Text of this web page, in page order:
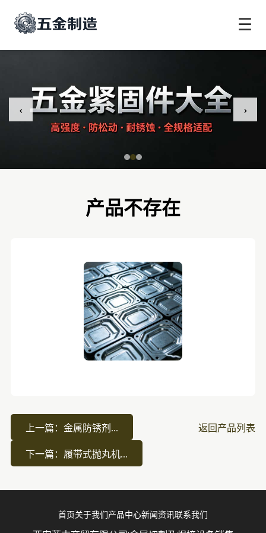
☰
‹ ›
产品不存在
上一篇：金属防锈剂... 返回产品列表
下一篇：履带式抛丸机...
首页 关于我们 产品中心新闻资讯联系我们